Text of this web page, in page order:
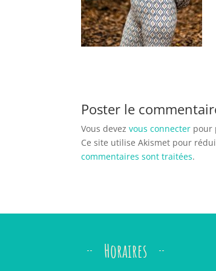
Poster le
Vous devezvous connecter pour
Ce site utilise Akismet pour
commentaires sont traitées.
Horaires